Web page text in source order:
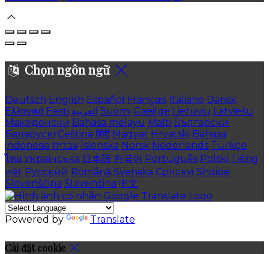
Chọn ngôn ngữ
Deutsch English Español Français Italiano Dansk
Ελληνικά Eesti العربية Suomi Gaeilge Lietuvių Latviešu
Македонски Bahasa melayu Malti Български
Беларускі Čeština हिंदी Magyar Hrvatski Bahasa
indonesia עברית Íslenska Norsk Nederlands Türkçe
ไทย Українська 日本語 한국어 Português Polski Tiếng
việt Русский Română Svenska Српски Shqipe
Slovenščina Slovenčina 中文
Powered by Translate
Cài đặt cookie